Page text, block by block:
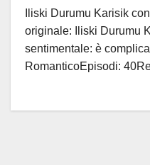
Iliski Durumu Karisik
originale: Iliski Durumu
sentimentale: è
RomanticoEpisodi: